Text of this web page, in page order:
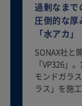
過剰なま
圧倒的な
「水アカ
SONAX社と
「VP326」
モンドガラ
ラス」を施